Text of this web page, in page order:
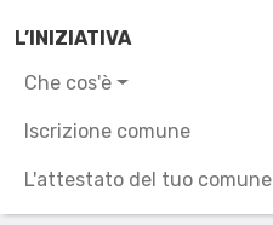
L’INIZIATIVA
Che cos'è
Iscrizione comune
L'attestato del tuo comune